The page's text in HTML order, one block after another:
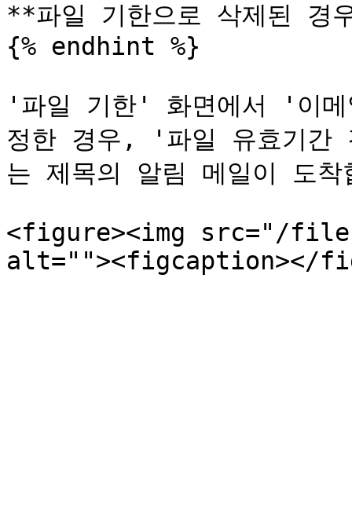
**파일 기한으로 삭제된 경
{% endhint %}
'파일 기한' 화면에서 '이
정한 경우, '파일 유효기간
는 제목의 알림 메일이 도착
<figure><img src="/files/